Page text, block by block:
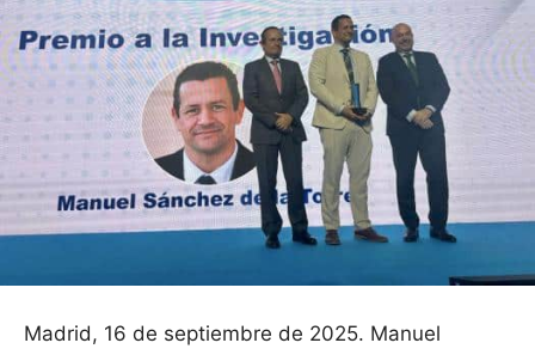
Madrid, 16 de septiembre de 2025. Manuel